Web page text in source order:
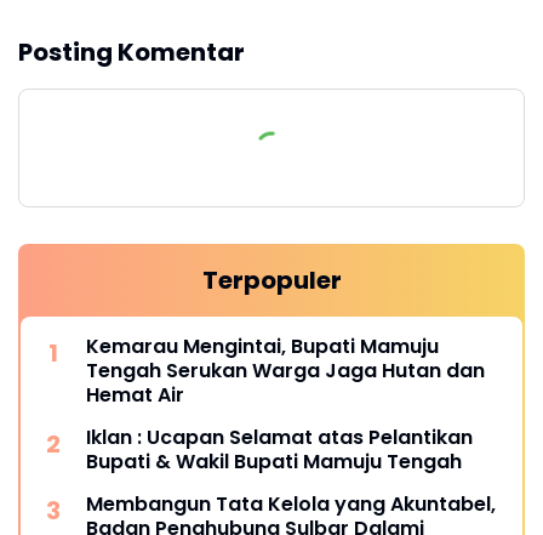
Posting Komentar
Terpopuler
Kemarau Mengintai, Bupati Mamuju
Tengah Serukan Warga Jaga Hutan dan
Hemat Air
Iklan : Ucapan Selamat atas Pelantikan
Bupati & Wakil Bupati Mamuju Tengah
Membangun Tata Kelola yang Akuntabel,
Badan Penghubung Sulbar Dalami